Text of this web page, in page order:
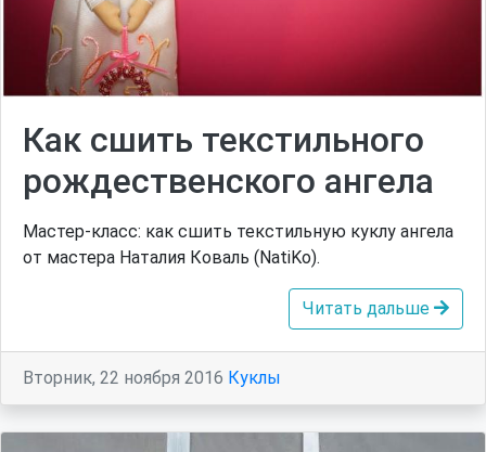
Как сшить текстильного
рождественского ангела
Мастер-класс: как сшить текстильную куклу ангела
от мастера Наталия Коваль (NatiKo).
Читать дальше
Вторник, 22 ноября 2016 Куклы